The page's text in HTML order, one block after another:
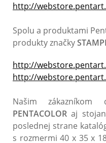
http://
Spolu a produktami
produkty značky
http://
http://
Našim zákazníkom
PENTACOLOR aj
poslednej strane
s rozmermi 40 x 35 x